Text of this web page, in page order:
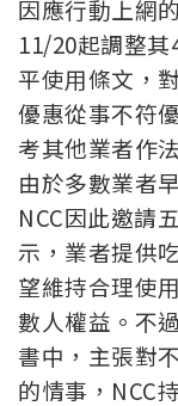
因應行動上網
11/20起調整
平使用條文，
優惠從事不符
考其他業者作
由於多數業者
NCC因此邀請
示，業者提供
望維持合理使
數人權益。不
書中，主張對
的情事，NCC